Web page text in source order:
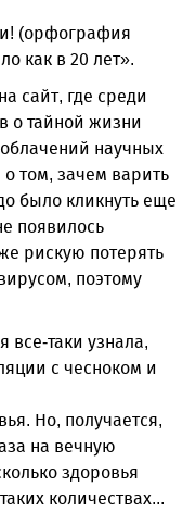
(орфография
как в 20 лет».
сайт, где среди
о тайной жизни
научных
том, зачем варить
было кликнуть еще
появилось
рискую потерять
поэтому
все-таки узнала,
с чесноком и
Но, получается,
на вечную
здоровья
количествах...